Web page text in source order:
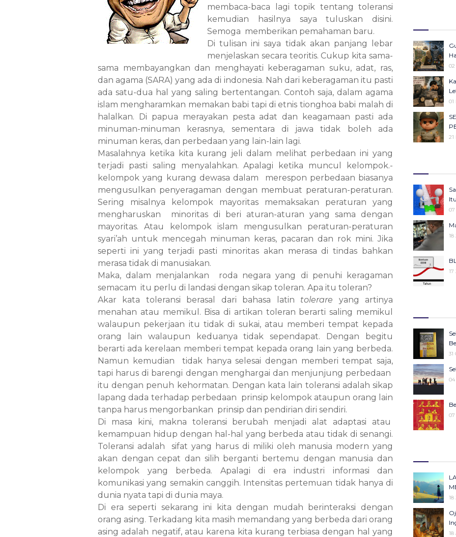
membaca-baca lagi topik tentang toleransi
kemudian hasilnya saya tuluskan disini.
Semoga memberikan pemahaman baru.
Di tulisan ini saya tidak akan panjang lebar
menjelaskan secara teoritis. Cukup kita sama-
sama membayangkan dan menghayati keberagaman suku, adat, ras,
dan agama (SARA) yang ada di indonesia. Nah dari keberagaman itu pasti
ada satu-dua hal yang saling bertentangan. Contoh saja, dalam agama
islam mengharamkan memakan babi tapi di etnis tionghoa babi malah di
halalkan. Di papua merayakan pesta adat dan keagamaan pasti ada
minuman-minuman kerasnya, sementara di jawa tidak boleh ada
minuman keras, dan perbedaan yang lain-lain lagi.
Masalahnya ketika kita kurang jeli dalam melihat perbedaan ini yang
terjadi pasti saling menyalahkan. Apalagi ketika muncul kelompok.-
kelompok yang kurang dewasa dalam merespon perbedaan biasanya
mengusulkan penyeragaman dengan membuat peraturan-peraturan.
Sering misalnya kelompok mayoritas memaksakan peraturan yang
mengharuskan minoritas di beri aturan-aturan yang sama dengan
mayoritas. Atau kelompok islam mengusulkan peraturan-peraturan
syari’ah untuk mencegah minuman keras, pacaran dan rok mini. Jika
seperti ini yang terjadi pasti minoritas akan merasa di tindas bahkan
merasa tidak di manusiakan.
Maka, dalam menjalankan roda negara yang di penuhi keragaman
semacam itu perlu di landasi dengan sikap toleran. Apa itu toleran?
Akar kata toleransi berasal dari bahasa latin tolerare yang artinya
menahan atau memikul. Bisa di artikan toleran berarti saling memikul
walaupun pekerjaan itu tidak di sukai, atau memberi tempat kepada
orang lain walaupun keduanya tidak sependapat. Dengan begitu
berarti ada kerelaan memberi tempat kepada orang lain yang berbeda.
Namun kemudian tidak hanya selesai dengan memberi tempat saja,
tapi harus di barengi dengan menghargai dan menjunjung perbedaan
itu dengan penuh kehormatan. Dengan kata lain toleransi adalah sikap
lapang dada terhadap perbedaan prinsip kelompok ataupun orang lain
tanpa harus mengorbankan prinsip dan pendirian diri sendiri.
Di masa kini, makna toleransi berubah menjadi alat adaptasi atau
kemampuan hidup dengan hal-hal yang berbeda atau tidak di senangi.
Toleransi adalah sifat yang harus di miliki oleh manusia modern yang
akan dengan cepat dan silih berganti bertemu dengan manusia dan
kelompok yang berbeda. Apalagi di era industri informasi dan
komunikasi yang semakin canggih. Intensitas pertemuan tidak hanya di
dunia nyata tapi di dunia maya.
Di era seperti sekarang ini kita dengan mudah berinteraksi dengan
orang asing. Terkadang kita masih memandang yang berbeda dari orang
asing adalah negatif, atau karena kita kurang terbiasa dengan hal yang
23 Desember
01
18
17
19
19
13
31
04
27
18
18